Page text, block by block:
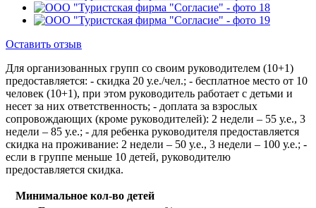
Оставить отзыв
Для организованных групп со своим руководителем (10+1)
предоставляется: - скидка 20 у.е./чел.; - бесплатное место от 10
человек (10+1), при этом руководитель работает с детьми и
несет за них ответственность; - доплата за взрослых
сопровождающих (кроме руководителей): 2 недели – 55 у.е., 3
недели – 85 у.е.; - для ребенка руководителя предоставляется
скидка на проживание: 2 недели – 50 у.е., 3 недели – 100 у.е.; -
если в группе меньше 10 детей, руководителю
предоставляется скидка.
Минимальное кол-во детей